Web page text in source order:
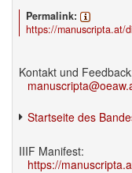
Permalink:
https://manuscripta.at/
Kontakt und
Startseite des
IIIF Manifest:
https://